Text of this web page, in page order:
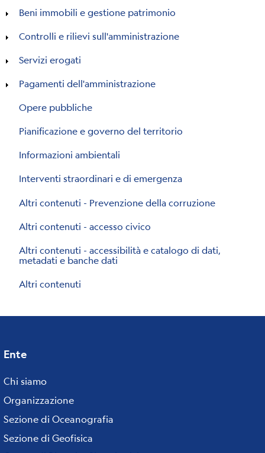
Beni immobili e gestione patrimonio
Controlli e rilievi sull'amministrazione
Servizi erogati
Pagamenti dell'amministrazione
Opere pubbliche
Pianificazione e governo del territorio
Informazioni ambientali
Interventi straordinari e di emergenza
Altri contenuti - Prevenzione della corruzione
Altri contenuti - accesso civico
Altri contenuti - accessibilità e catalogo di dati,
metadati e banche dati
Altri contenuti
Footer
menu
Ente
Chi siamo
Organizzazione
Sezione di Oceanografia
Sezione di Geofisica